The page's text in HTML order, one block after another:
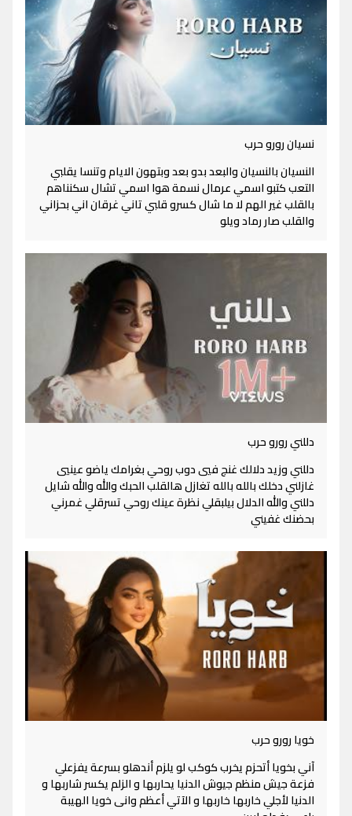
نسيان رورو حرب
النسيان بالنسيان والبعد بدو بعد وبتهون الايام وتنسا يقلبي
التعب كتبو اسمي عرمال نسمة هوا اسمي تشال سكنناهم
بالقلب غير الهم لا ما شال كسرو قلبي تاني غرقان اني بحزاني
والقلب صار رماد ويلو
دللني رورو حرب
دللني وزيد دلالك غنج فيي دوب روحي بغرامك ياضو عينيي
غازلني دخلك بالله بالله تغازل هالقلب الحبك والله والله شايل
دللني والله الدلال بيلبقلي نظرة عينك روحي تسرقلي غمرني
بحضنك غفيني
خويا رورو حرب
آني بخويا أتحزم يخرب كوكب لو يلزم أندهلو بسرعة يفزعلي
فزعة جيش منظم جيوش الدنيا يحاربها و الزلم يكسر شاربها و
الدنيا لأجلي خاربها خاربها و الآتي أعظم وانى خويا الهيبة